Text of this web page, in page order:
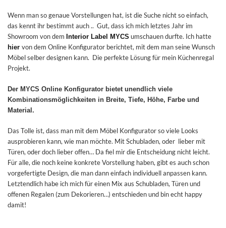
Wenn man so genaue Vorstellungen hat, ist die Suche nicht so einfach,
das kennt ihr bestimmt auch .. Gut, dass ich mich letztes Jahr im
Showroom von dem Interior Label MYCS umschauen durfte. Ich hatte
hier von dem Online Konfigurator berichtet, mit dem man seine Wunsch
Möbel selber designen kann. Die perfekte Lösung für mein Küchenregal
Projekt.
Der MYCS Online Konfigurator bietet unendlich viele
Kombinationsmöglichkeiten in Breite, Tiefe, Höhe, Farbe und
Material.
Das Tolle ist, dass man mit dem Möbel Konfigurator so viele Looks
ausprobieren kann, wie man möchte. Mit Schubladen, oder lieber mit
Türen, oder doch lieber offen… Da fiel mir die Entscheidung nicht leicht.
Für alle, die noch keine konkrete Vorstellung haben, gibt es auch schon
vorgefertigte Design, die man dann einfach individuell anpassen kann.
Letztendlich habe ich mich für einen Mix aus Schubladen, Türen und
offenen Regalen (zum Dekorieren…) entschieden und bin echt happy
damit!